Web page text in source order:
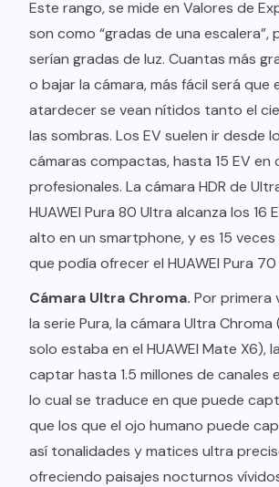
Este rango, se mide en Valores de
son como “gradas de una escalera”,
serían gradas de luz. Cuantas más
o bajar la cámara, más fácil será que
atardecer se vean nítidos tanto el
las sombras. Los EV suelen ir desde
cámaras compactas, hasta 15 EV en
profesionales. La cámara HDR de
HUAWEI Pura 80 Ultra alcanza los 16
alto en un smartphone, y es 15
que podía ofrecer el HUAWEI Pura 70
Cámara Ultra Chroma. Por primera
la serie Pura, la cámara Ultra
solo estaba en el HUAWEI Mate X6),
captar hasta 1.5 millones de canales
lo cual se traduce en que puede
que los que el ojo humano puede
así tonalidades y matices ultra
ofreciendo paisajes nocturnos